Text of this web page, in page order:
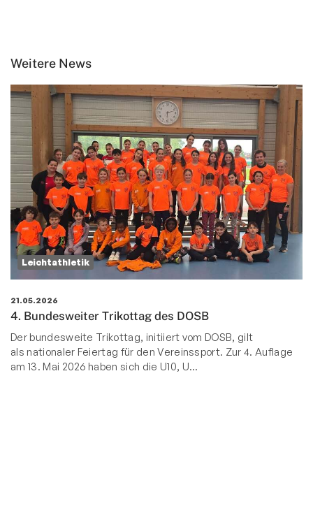
Weitere News
Leichtathletik
21.05.2026
4. Bundesweiter Trikottag des DOSB
Der bundesweite Trikottag, initiiert vom DOSB, gilt
als nationaler Feiertag für den Vereinssport. Zur 4. Auflage
am 13. Mai 2026 haben sich die U10, U…